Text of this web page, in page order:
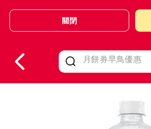
Valid Until 30 June 2026
關閉